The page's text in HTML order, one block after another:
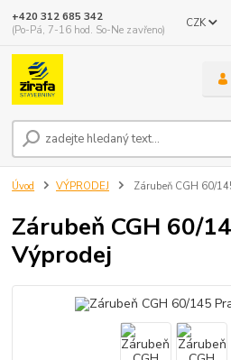
CZK
+420 312 685 342
(Po-Pá, 7-16 hod. So-Ne zavřeno)
Úvod VÝPRODEJ Zárubeň CGH 60/
Zárubeň CGH 60/
Výprodej